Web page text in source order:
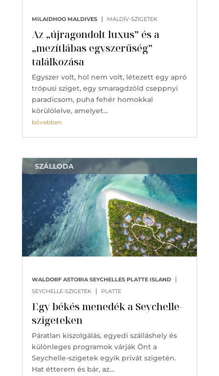
Az „újragondolt luxus” és a
„mezítlábas egyszerűség”
találkozása
MILAIDHOO MALDIVES | MALDÍV-SZIGETEK
Egyszer volt, hol nem volt, létezett egy apró
trópusi sziget, egy smaragdzöld cseppnyi
paradicsom, puha fehér homokkal
körülölelve, amelyet…
bővebben
Egy békés menedék a Seychelle-
szigeteken
WALDORF ASTORIA SEYCHELLES PLATTE ISLAND |
SEYCHELLE-SZIGETEK | PLATTE
SZÁLLODA
Páratlan kiszolgálás, egyedi szálláshely és
különleges programok várják Önt a
Seychelle-szigetek egyik privát szigetén.
Hat étterem és bár, az…